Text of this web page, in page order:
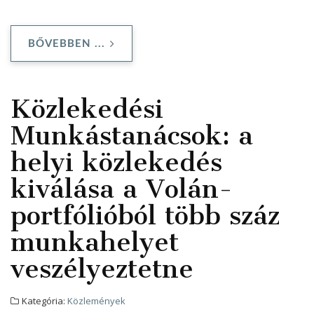
BŐVEBBEN ...
Közlekedési
Munkástanácsok: a
helyi közlekedés
kiválása a Volán-
portfólióból több száz
munkahelyet
veszélyeztetne
Kategória: Közlemények